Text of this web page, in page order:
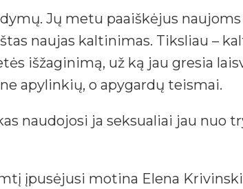
Jų metu paaiškėjus
naujas kaltinimas. Tiksliau –
išžaginimą, už ką jau gresia
apylinkių, o apygardų teismai.
naudojosi ja seksualiai jau nuo
įpusėjusi motina Elena